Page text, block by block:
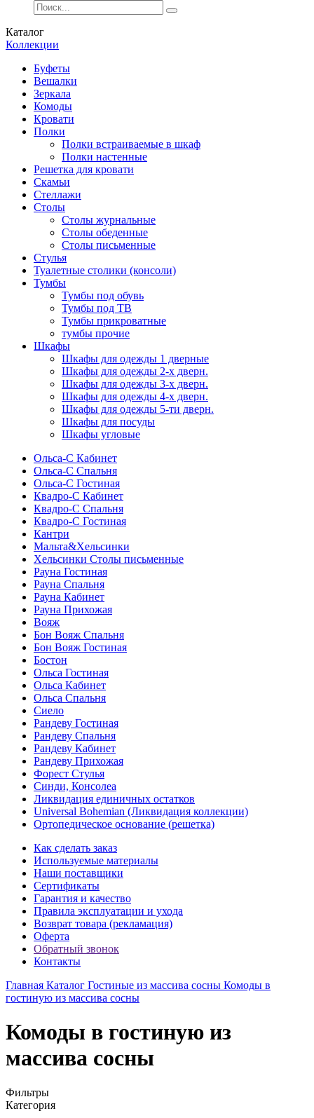
Каталог
Коллекции
Буфеты
Вешалки
Зеркала
Комоды
Кровати
Полки
Полки встраиваемые в шкаф
Полки настенные
Решетка для кровати
Скамьи
Стеллажи
Столы
Столы журнальные
Столы обеденные
Столы письменные
Стулья
Туалетные столики (консоли)
Тумбы
Тумбы под обувь
Тумбы под ТВ
Тумбы прикроватные
тумбы прочие
Шкафы
Шкафы для одежды 1 дверные
Шкафы для одежды 2-х дверн.
Шкафы для одежды 3-х дверн.
Шкафы для одежды 4-х дверн.
Шкафы для одежды 5-ти дверн.
Шкафы для посуды
Шкафы угловые
Ольса-С Кабинет
Ольса-С Спальня
Ольса-С Гостиная
Квадро-С Кабинет
Квадро-С Спальня
Квадро-С Гостиная
Кантри
Мальта&Хельсинки
Хельсинки Столы письменные
Рауна Гостиная
Рауна Спальня
Рауна Кабинет
Рауна Прихожая
Вояж
Бон Вояж Спальня
Бон Вояж Гостиная
Бостон
Ольса Гостиная
Ольса Кабинет
Ольса Спальня
Сиело
Рандеву Гостиная
Рандеву Спальня
Рандеву Кабинет
Рандеву Прихожая
Форест Стулья
Синди, Консолеа
Ликвидация единичных остатков
Universal Bohemian (Ликвидация коллекции)
Ортопедическое основание (решетка)
Как сделать заказ
Используемые материалы
Наши поставщики
Сертификаты
Гарантия и качество
Правила эксплуатации и ухода
Возврат товара (рекламация)
Оферта
Обратный звонок
Контакты
Главная Каталог Гостиные из массива сосны Комоды в
гостиную из массива сосны
Комоды в гостиную из
массива сосны
Фильтры
Категория